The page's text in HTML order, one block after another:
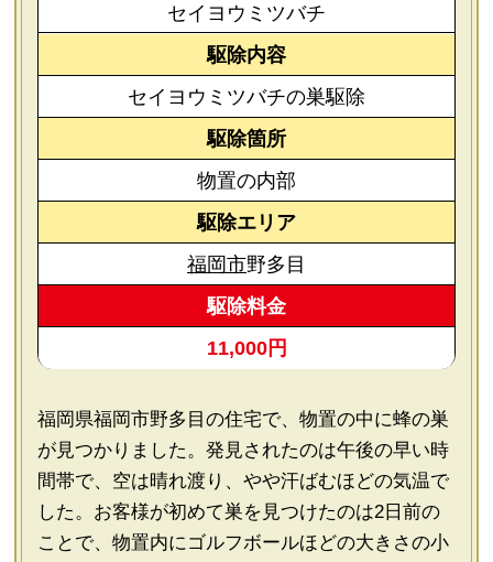
セイヨウミツバチ
駆除内容
セイヨウミツバチの巣駆除
駆除箇所
物置の内部
駆除エリア
福岡市野多目
駆除料金
11,000円
福岡県福岡市野多目の住宅で、物置の中に蜂の巣
が見つかりました。発見されたのは午後の早い時
間帯で、空は晴れ渡り、やや汗ばむほどの気温で
した。お客様が初めて巣を見つけたのは2日前の
ことで、物置内にゴルフボールほどの大きさの小